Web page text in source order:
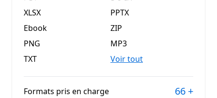
XLSX
PPTX
Ebook
ZIP
PNG
MP3
TXT
Voir tout
Formats pris en charge 66 +